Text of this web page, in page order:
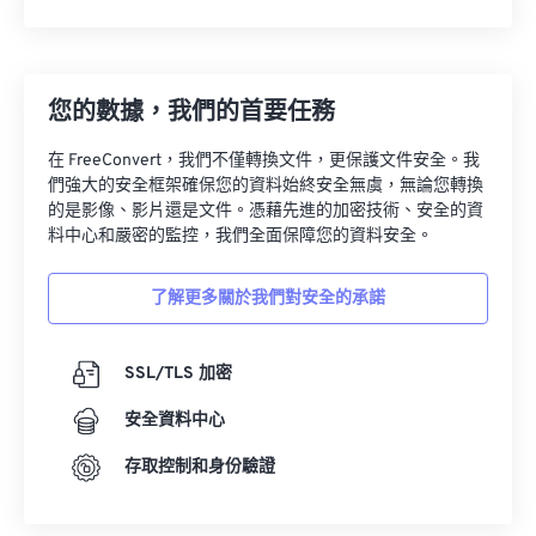
您的數據，我們的首要任務
在 FreeConvert，我們不僅轉換文件，更保護文件安全。我
們強大的安全框架確保您的資料始終安全無虞，無論您轉換
的是影像、影片還是文件。憑藉先進的加密技術、安全的資
料中心和嚴密的監控，我們全面保障您的資料安全。
了解更多關於我們對安全的承諾
SSL/TLS 加密
安全資料中心
存取控制和身份驗證